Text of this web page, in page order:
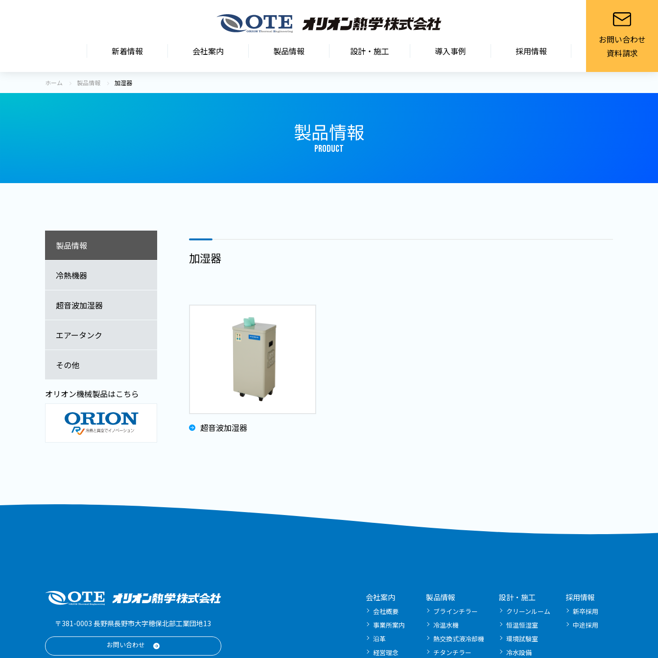
新着情報 会社案内 製品情報 設計・施工 導入事例 採用情報
お問い合わせ
資料請求
ホーム 製品情報 加湿器
製品情報
PRODUCT
製品情報
冷熱機器
超音波加湿器
エアータンク
その他
オリオン機械製品はこちら
加湿器
超音波加湿器
〒381-0003 長野県長野市大字穂保北部工業団地13
お問い合わせ
会社案内
会社概要
事業所案内
沿革
経営理念
製品情報
ブラインチラー
冷温水機
熱交換式液冷却機
チタンチラー
設計・施工
クリーンルーム
恒温恒湿室
環境試験室
冷水設備
採用情報
新卒採用
中途採用